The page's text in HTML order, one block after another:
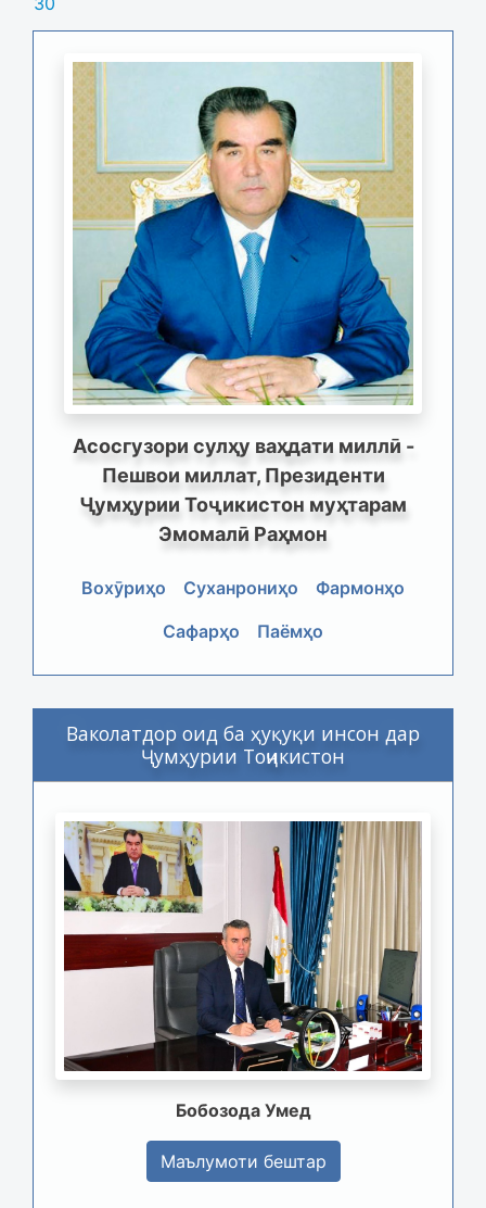
Асосгузори сулҳу ваҳдати миллӣ -
Пешвои миллат, Президенти
Ҷумҳурии Тоҷикистон муҳтарам
Эмомалӣ Раҳмон
Вохӯриҳо Суханрониҳо
Фармонҳо
Сафарҳо
Паёмҳо
Ваколатдор оид ба ҳуқуқи инсон дар
Ҷумҳурии Тоҷикистон
Бобозода Умед
Маълумоти бештар